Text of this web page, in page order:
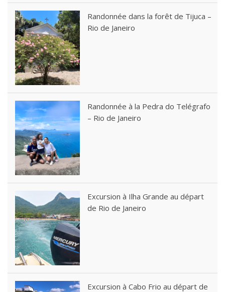
Randonnée dans la forêt de Tijuca –
Rio de Janeiro
Randonnée à la Pedra do Telégrafo
– Rio de Janeiro
Excursion à Ilha Grande au départ
de Rio de Janeiro
Excursion à Cabo Frio au départ de